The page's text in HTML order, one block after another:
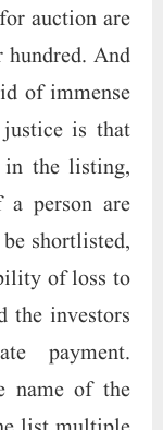
auction are
And
of immense
is that
in the listing,
person are
shortlisted,
of loss to
the investors
payment.
name of the